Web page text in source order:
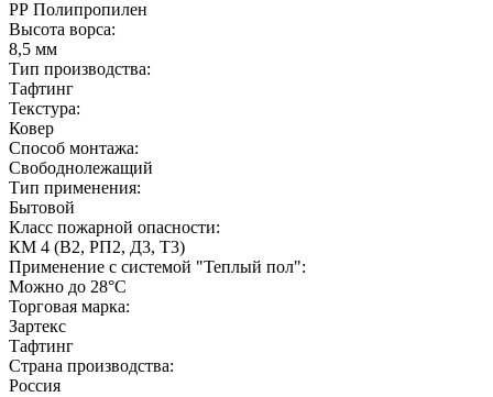
РР Полипропилен
Высота ворса:
8,5 мм
Тип производства:
Тафтинг
Текстура:
Ковер
Способ монтажа:
Свободнолежащий
Тип применения:
Бытовой
Класс пожарной опасности:
КМ 4 (В2, РП2, Д3, Т3)
Применение с системой "Теплый пол":
Можно до 28°С
Торговая марка:
Зартекс
Тафтинг
Страна производства:
Россия